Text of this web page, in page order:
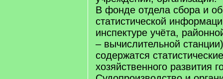
В фонде отдела сбора и
статистической
инспектуре учёта,
– вычислительной
содержатся
хозяйственного развития